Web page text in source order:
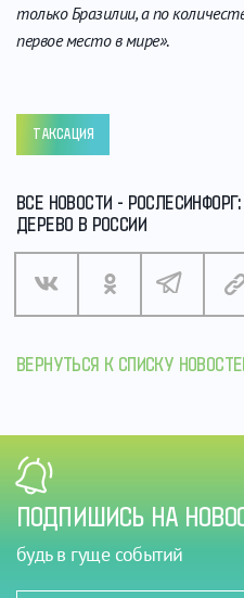
только Бразилии, а по
первое место в мире».
ТАКСАЦИЯ
ВСЕ НОВОСТИ -
ДЕРЕВО В РОССИИ
ВЕРНУТЬСЯ К СПИСКУ
ПОДПИШИСЬ НА
будь в гуще событий